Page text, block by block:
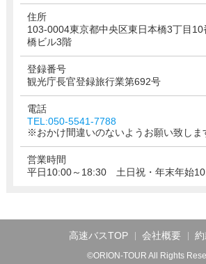
住所
103-0004東京都中央区東日本橋3丁目
橋ビル3階
登録番号
観光庁長官登録旅行業第692号
電話
TEL:050-5541-7788
※おかけ間違いのないようお願い致しま
営業時間
平日10:00～18:30 土日祝・年末年始
高速バスTOP 会社概要
©ORION-TOUR All Rights